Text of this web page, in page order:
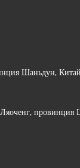
Шаньдун,
Ляоченг,